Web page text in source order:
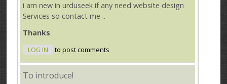
i am new in urduseek if any need website design
Services so contact me ..
Thanks
LOG IN to post comments
To introduce!